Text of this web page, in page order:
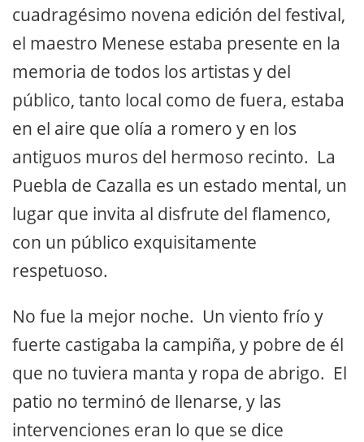
cuadragésimo novena edición del festival,
el maestro Menese estaba presente en la
memoria de todos los artistas y del
público, tanto local como de fuera, estaba
en el aire que olía a romero y en los
antiguos muros del hermoso recinto. La
Puebla de Cazalla es un estado mental, un
lugar que invita al disfrute del flamenco,
con un público exquisitamente
respetuoso.
No fue la mejor noche. Un viento frío y
fuerte castigaba la campiña, y pobre de él
que no tuviera manta y ropa de abrigo. El
patio no terminó de llenarse, y las
intervenciones eran lo que se dice